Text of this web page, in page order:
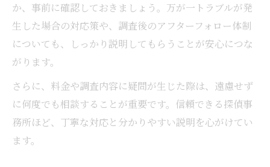
か、事前に確認しておきましょう。万が一トラブルが発
生した場合の対応策や、調査後のアフターフォロー体制
についても、しっかり説明してもらうことが安心につな
がります。
さらに、料金や調査内容に疑問が生じた際は、遠慮せず
に何度でも相談することが重要です。信頼できる探偵事
務所ほど、丁寧な対応と分かりやすい説明を心がけてい
ます。